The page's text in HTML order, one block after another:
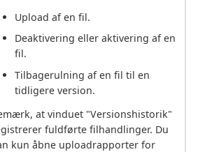
Upload af en fil.
Deaktivering eller aktivering af en
fil.
Tilbagerulning af en fil til en
tidligere version.
at vinduet "Versionshistorik"
fuldførte filhandlinger. Du
kun åbne uploadrapporter for